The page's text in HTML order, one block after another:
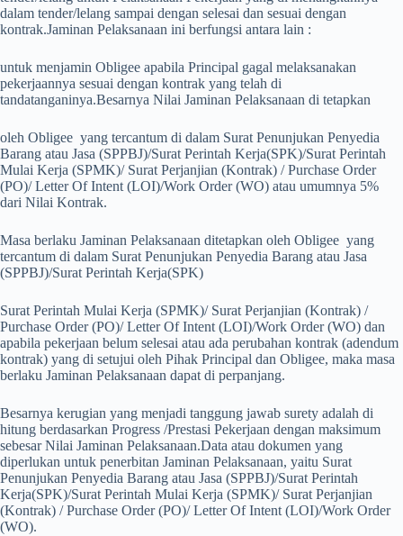
dalam tender/lelang sampai dengan selesai dan sesuai dengan
kontrak.Jaminan Pelaksanaan ini berfungsi antara lain :
untuk menjamin Obligee apabila Principal gagal melaksanakan
pekerjaannya sesuai dengan kontrak yang telah di
tandatanganinya.Besarnya Nilai Jaminan Pelaksanaan di tetapkan
oleh Obligee yang tercantum di dalam Surat Penunjukan Penyedia
Barang atau Jasa (SPPBJ)/Surat Perintah Kerja(SPK)/Surat Perintah
Mulai Kerja (SPMK)/ Surat Perjanjian (Kontrak) / Purchase Order
(PO)/ Letter Of Intent (LOI)/Work Order (WO) atau umumnya 5%
dari Nilai Kontrak.
Masa berlaku Jaminan Pelaksanaan ditetapkan oleh Obligee yang
tercantum di dalam Surat Penunjukan Penyedia Barang atau Jasa
(SPPBJ)/Surat Perintah Kerja(SPK)
Surat Perintah Mulai Kerja (SPMK)/ Surat Perjanjian (Kontrak) /
Purchase Order (PO)/ Letter Of Intent (LOI)/Work Order (WO) dan
apabila pekerjaan belum selesai atau ada perubahan kontrak (adendum
kontrak) yang di setujui oleh Pihak Principal dan Obligee, maka masa
berlaku Jaminan Pelaksanaan dapat di perpanjang.
Besarnya kerugian yang menjadi tanggung jawab surety adalah di
hitung berdasarkan Progress /Prestasi Pekerjaan dengan maksimum
sebesar Nilai Jaminan Pelaksanaan.Data atau dokumen yang
diperlukan untuk penerbitan Jaminan Pelaksanaan, yaitu Surat
Penunjukan Penyedia Barang atau Jasa (SPPBJ)/Surat Perintah
Kerja(SPK)/Surat Perintah Mulai Kerja (SPMK)/ Surat Perjanjian
(Kontrak) / Purchase Order (PO)/ Letter Of Intent (LOI)/Work Order
(WO).